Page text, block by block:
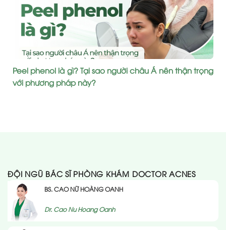
Peel phenol là gì? Tại sao người châu Á nên thận trọng
với phương pháp này?
ĐỘI NGŨ BÁC SĨ PHÒNG KHÁM DOCTOR ACNES
BS. CAO NỮ HOÀNG OANH
Dr. Cao Nu Hoang Oanh